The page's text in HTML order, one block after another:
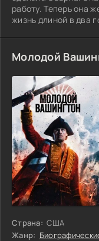
работу. Теперь она
жизнь длиной в два
Молодой
Страна: США
Жанр: